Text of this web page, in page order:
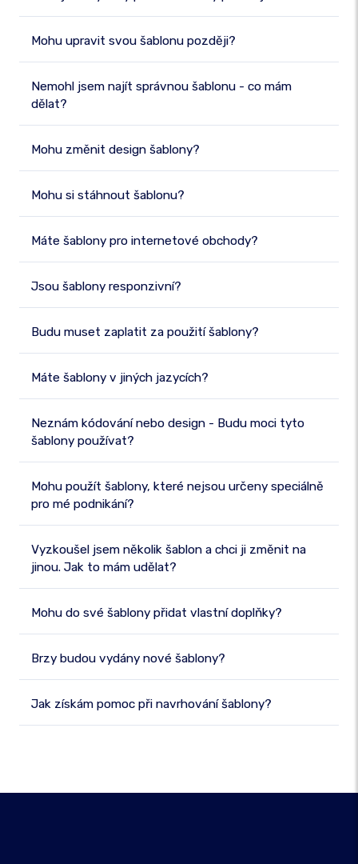
Mohu upravit svou šablonu později?
Nemohl jsem najít správnou šablonu - co mám
dělat?
Mohu změnit design šablony?
Mohu si stáhnout šablonu?
Máte šablony pro internetové obchody?
Jsou šablony responzivní?
Budu muset zaplatit za použití šablony?
Máte šablony v jiných jazycích?
Neznám kódování nebo design - Budu moci tyto
šablony používat?
Mohu použít šablony, které nejsou určeny speciálně
pro mé podnikání?
Vyzkoušel jsem několik šablon a chci ji změnit na
jinou. Jak to mám udělat?
Mohu do své šablony přidat vlastní doplňky?
Brzy budou vydány nové šablony?
Jak získám pomoc při navrhování šablony?